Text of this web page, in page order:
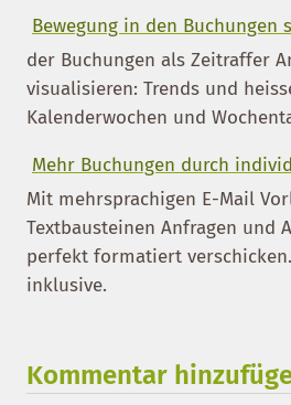
Bewegung in den Buchungen
der Buchungen als Zeitraffer
visualisieren: Trends und
Kalenderwochen und
Mehr Buchungen durch
Mit mehrsprachigen E-Mail
Textbausteinen Anfragen und
perfekt formatiert
inklusive.
Kommentar